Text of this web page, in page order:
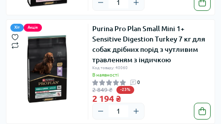
Хіт Акція
Purina Pro Plan Small Mini 1+
Sensitive Digestion Turkey 7 кг для
собак дрібних порід з чутливим
травленням з індичкою
Код товару: 40060
В наявності
0
2 849 ₴ -23%
2 194 ₴